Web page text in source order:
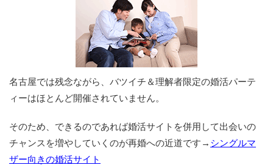
名古屋では残念ながら、バツイチ＆理解者限定の婚活パーテ
ィーはほとんど開催されていません。
そのため、できるのであれば婚活サイトを併用して出会いの
チャンスを増やしていくのが再婚への近道です→ シングルマ
ザー向きの婚活サイト